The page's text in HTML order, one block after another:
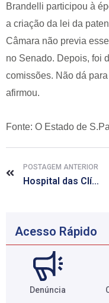
Brandelli participou à
a criação da lei da
Câmara não previa
no Senado. Depois, foi
comissões. Não dá
afirmou.
Fonte: O Estado de
POSTAGEM ANTERIOR
Hospital das Clínicas faz transplante de cinco órgãos ao mesmo tempo pela primeira vez
Acesso Rápido
Denúncia